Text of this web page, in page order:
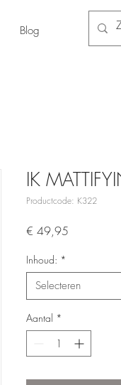
Blog
IK
Productcode: K322
€ 49,95
Inhoud: *
Selecteren
Aantal *